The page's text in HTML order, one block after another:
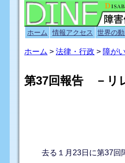
ホーム 情報アクセス 世界の動
ホーム >法律・行政 > 障が
第37回報告 －リ
去る１月23日に第37回